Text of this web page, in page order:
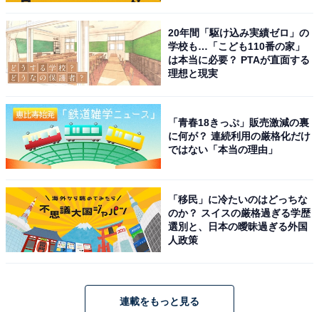
20年間「駆け込み実績ゼロ」の
学校も…「こども110番の家」
は本当に必要？ PTAが直面する
理想と現実
「青春18きっぷ」販売激減の裏
に何が？ 連続利用の厳格化だけ
ではない「本当の理由」
「移民」に冷たいのはどっちな
のか？ スイスの厳格過ぎる学歴
選別と、日本の曖昧過ぎる外国
人政策
連載をもっと見る